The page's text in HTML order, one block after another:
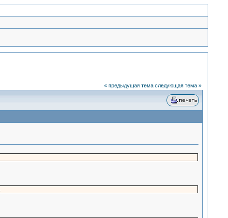
« предыдущая тема следующая тема »